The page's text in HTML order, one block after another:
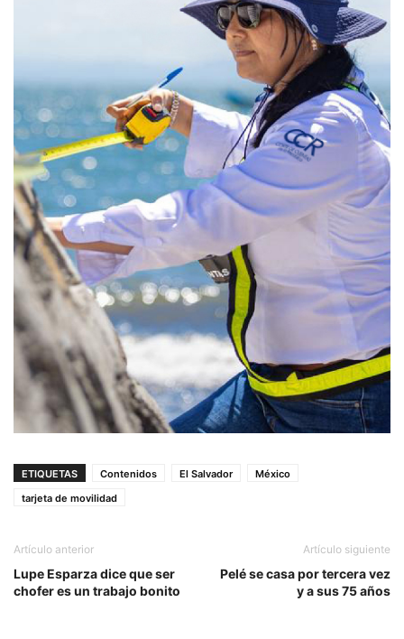
ETIQUETAS Contenidos El Salvador
México
tarjeta de movilidad
Artículo anterior
Lupe Esparza dice que ser
chofer es un trabajo bonito
Artículo siguiente
Pelé se casa por tercera vez
y a sus 75 años